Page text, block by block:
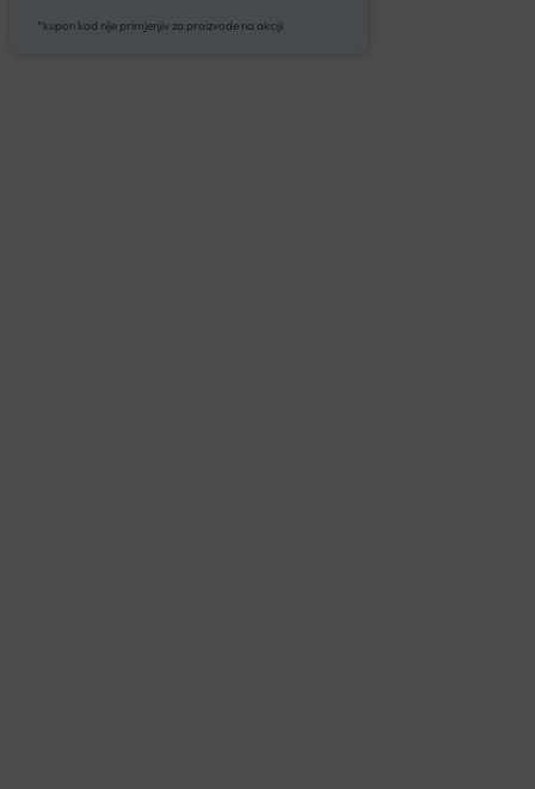
*kupon kod nije primjenjiv za proizvode na akciji